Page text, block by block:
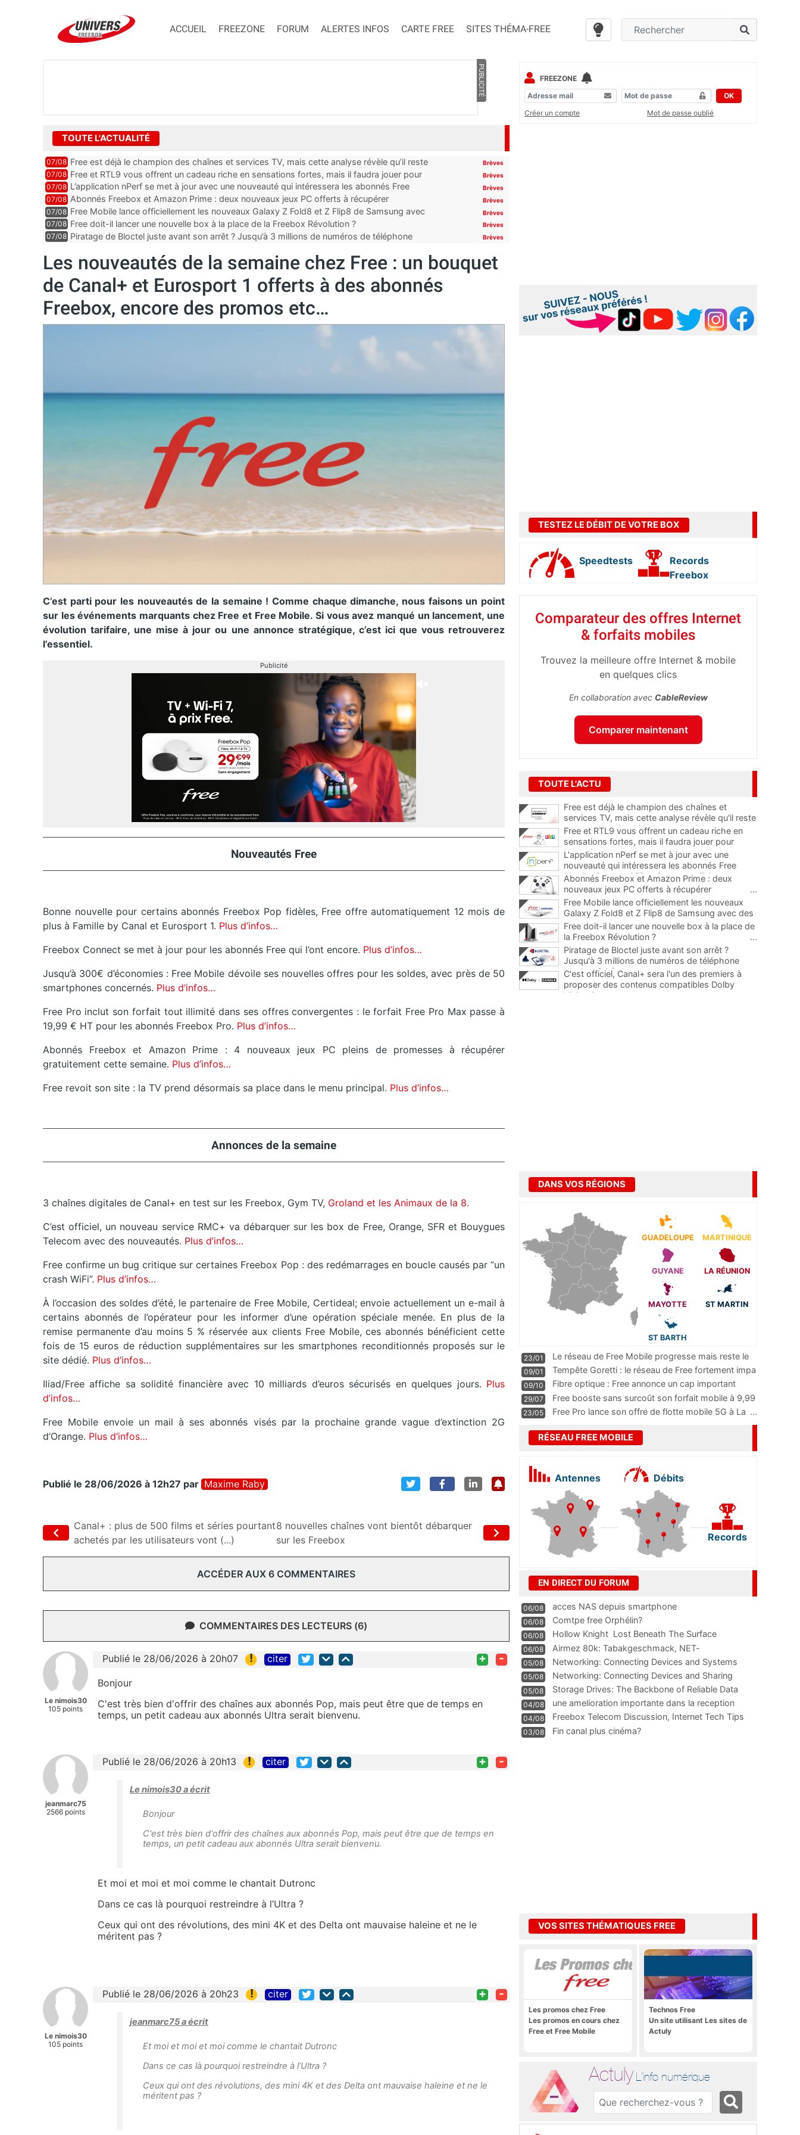
ACCUEIL FREEZONE FORUM ALERTES INFOS CARTE FREE SITES THÉMA-FREE
PUBLICITÉ
TOUTE L'ACTUALITÉ
07/08 Free est déjà le champion des chaînes et services TV, mais cette analyse révèle qu’il reste
encore au moin...
Brèves
07/08 Free et RTL9 vous offrent un cadeau riche en sensations fortes, mais il faudra jouer pour
l’obtenir
Brèves
07/08 L’application nPerf se met à jour avec une nouveauté qui intéressera les abonnés Free
Mobile, Orange, SFR ...
Brèves
07/08 Abonnés Freebox et Amazon Prime : deux nouveaux jeux PC offerts à récupérer Brèves
07/08 Free Mobile lance officiellement les nouveaux Galaxy Z Fold8 et Z Flip8 de Samsung avec
des promos et des cadeaux
Brèves
07/08 Free doit-il lancer une nouvelle box à la place de la Freebox Révolution ? Brèves
07/08 Piratage de Bloctel juste avant son arrêt ? Jusqu’à 3 millions de numéros de téléphone
Brèves
Les nouveautés de la semaine chez Free : un bouquet
de Canal+ et Eurosport 1 offerts à des abonnés
Freebox, encore des promos etc…
C’est parti pour les nouveautés de la semaine ! Comme chaque dimanche, nous faisons un point
sur les événements marquants chez Free et Free Mobile. Si vous avez manqué un lancement, une
évolution tarifaire, une mise à jour ou une annonce stratégique, c’est ici que vous retrouverez
l’essentiel.
Publicité
Nouveautés Free
Bonne nouvelle pour certains abonnés Freebox Pop fidèles, Free offre automatiquement 12 mois de
plus à Famille by Canal et Eurosport 1. Plus d’infos…
Freebox Connect se met à jour pour les abonnés Free qui l’ont encore. Plus d’infos…
Jusqu’à 300€ d’économies : Free Mobile dévoile ses nouvelles offres pour les soldes, avec près de 50
smartphones concernés. Plus d’infos…
Free Pro inclut son forfait tout illimité dans ses offres convergentes : le forfait Free Pro Max passe à
19,99 € HT pour les abonnés Freebox Pro. Plus d’infos…
Abonnés Freebox et Amazon Prime : 4 nouveaux jeux PC pleins de promesses à récupérer
gratuitement cette semaine. Plus d’infos…
Free revoit son site : la TV prend désormais sa place dans le menu principal. Plus d’infos…
Annonces de la semaine
3 chaînes digitales de Canal+ en test sur les Freebox, Gym TV, Groland et les Animaux de la 8.
C’est officiel, un nouveau service RMC+ va débarquer sur les box de Free, Orange, SFR et Bouygues
Telecom avec des nouveautés. Plus d’infos…
Free confirme un bug critique sur certaines Freebox Pop : des redémarrages en boucle causés par “un
crash WiFi”. Plus d’infos…
À l’occasion des soldes d’été, le partenaire de Free Mobile, Certideal; envoie actuellement un e-mail à
certains abonnés de l’opérateur pour les informer d’une opération spéciale menée. En plus de la
remise permanente d’au moins 5 % réservée aux clients Free Mobile, ces abonnés bénéficient cette
fois de 15 euros de réduction supplémentaires sur les smartphones reconditionnés proposés sur le
site dédié. Plus d’infos…
Iliad/Free affiche sa solidité financière avec 10 milliards d’euros sécurisés en quelques jours. Plus
d’infos…
Free Mobile envoie un mail à ses abonnés visés par la prochaine grande vague d’extinction 2G
d’Orange. Plus d’infos…
Publié le 28/06/2026 à 12h27 par Maxime Raby
Canal+ : plus de 500 films et séries pourtant
achetés par les utilisateurs vont (...)
8 nouvelles chaînes vont bientôt débarquer
sur les Freebox
ACCÉDER AUX 6 COMMENTAIRES
COMMENTAIRES DES LECTEURS (6)
Le nimois30
105 points
Publié le 28/06/2026 à 20h07 ! citer + -
Bonjour
C'est très bien d'offrir des chaînes aux abonnés Pop, mais peut être que de temps en
temps, un petit cadeau aux abonnés Ultra serait bienvenu.
jeanmarc75
2566 points
Publié le 28/06/2026 à 20h13 ! citer + -
Le nimois30 a écrit
Bonjour
C'est très bien d'offrir des chaînes aux abonnés Pop, mais peut être que de temps en
temps, un petit cadeau aux abonnés Ultra serait bienvenu.
Et moi et moi et moi comme le chantait Dutronc
Dans ce cas là pourquoi restreindre à l’Ultra ?
Ceux qui ont des révolutions, des mini 4K et des Delta ont mauvaise haleine et ne le
méritent pas ?
Le nimois30
105 points
Publié le 28/06/2026 à 20h23 ! citer + -
jeanmarc75 a écrit
Et moi et moi et moi comme le chantait Dutronc
Dans ce cas là pourquoi restreindre à l’Ultra ?
Ceux qui ont des révolutions, des mini 4K et des Delta ont mauvaise haleine et ne le
méritent pas ?
FREEZONE
OK
Créer un compte
Mot de passe oublié
TESTEZ LE DÉBIT DE VOTRE BOX
Speedtests
Records
Freebox
Comparateur des offres Internet
& forfaits mobiles
Trouvez la meilleure offre Internet & mobile
en quelques clics
En collaboration avec CableReview
Comparer maintenant
TOUTE L'ACTU
Free est déjà le champion des chaînes et
services TV, mais cette analyse révèle qu'il reste
encore au moins 141 ajouts possibles
Free et RTL9 vous offrent un cadeau riche en
sensations fortes, mais il faudra jouer pour
l'obtenir
L'application nPerf se met à jour avec une
nouveauté qui intéressera les abonnés Free
Mobile, Orange, SFR et Bouygues Telecom
Abonnés Freebox et Amazon Prime : deux
nouveaux jeux PC offerts à récupérer
...
Free Mobile lance officiellement les nouveaux
Galaxy Z Fold8 et Z Flip8 de Samsung avec des
promos et des cadeaux
...
Free doit-il lancer une nouvelle box à la place de
la Freebox Révolution ?
...
Piratage de Bloctel juste avant son arrêt ?
Jusqu'à 3 millions de numéros de téléphone
auraient fuité
C'est officiel, Canal+ sera l'un des premiers à
proposer des contenus compatibles Dolby
Vision 2
DANS VOS RÉGIONS
GUADELOUPE MARTINIQUE
GUYANE LA RÉUNION
MAYOTTE ST MARTIN
ST BARTH
23/01
Le réseau de Free Mobile progresse mais reste le
m
...
09/01
Tempête Goretti : le réseau de Free fortement impa
09/10
Fibre optique : Free annonce un cap important
pass
...
29/07
Free booste sans surcoût son forfait mobile à 9,99
23/05 Free Pro lance son offre de flotte mobile 5G à La ...
RÉSEAU FREE MOBILE
Antennes Débits
Records
EN DIRECT DU FORUM
06/08 acces NAS depuis smartphone
06/08 Comtpe free Orphélin?
06/08 Hollow Knight  Lost Beneath The Surface
06/08
Airmez 80k: Tabakgeschmack, NET-
Technologie und Leistung im
05/08 Networking: Connecting Devices and Systems
05/08
Networking: Connecting Devices and Sharing
Information
05/08
Storage Drives: The Backbone of Reliable Data
Management
04/08
une amelioration importante dans la reception
WIFI
04/08
Freebox Telecom Discussion, Internet Tech Tips
Communi
03/08 Fin canal plus cinéma?
VOS SITES THÉMATIQUES FREE
Les promos chez Free
Les promos en cours chez
Free et Free Mobile
Technos Free
Un site utilisant Les sites de
Actuly
Actuly L'info numérique